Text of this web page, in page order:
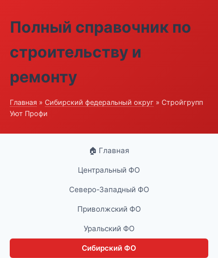
Полный справочник по
строительству и
ремонту
Главная » Сибирский федеральный округ » Стройгрупп
Уют Профи
🏠 Главная
Центральный ФО
Северо-Западный ФО
Приволжский ФО
Уральский ФО
Сибирский ФО